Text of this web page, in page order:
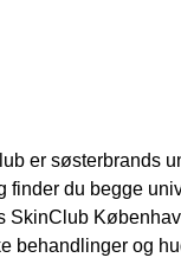
er søsterbrands
finder du begge
SkinClub
behandlinger og